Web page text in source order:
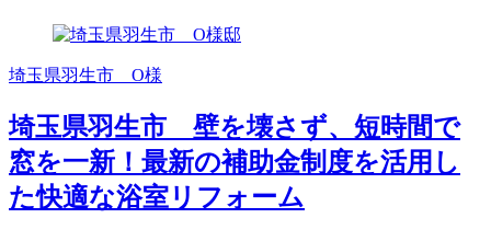
埼玉県羽生市 O様
埼玉県羽生市 壁を壊さず、短時間で
窓を一新！最新の補助金制度を活用し
た快適な浴室リフォーム